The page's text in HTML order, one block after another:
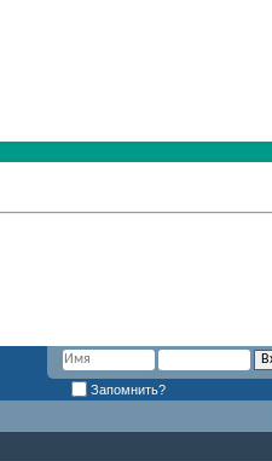
Запомнить?